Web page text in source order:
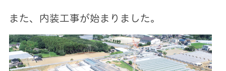
また、内装工事が始まりました。